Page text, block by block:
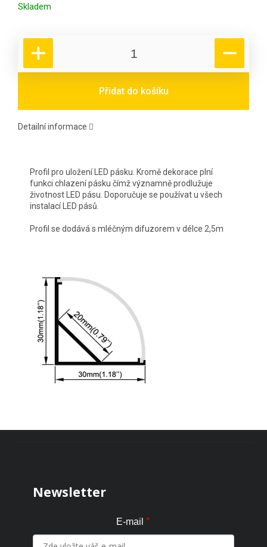
Skladem
Přidat do košíku
Detailní informace
Profil pro uložení LED pásku. Kromě dekorace plní
funkci chlazení pásku čímž významně prodlužuje
životnost LED pásu. Doporučuje se používat u všech
instalací LED pásů.
Profil se dodává s mléčným difuzorem v délce 2,5m
Newsletter
E-mail *